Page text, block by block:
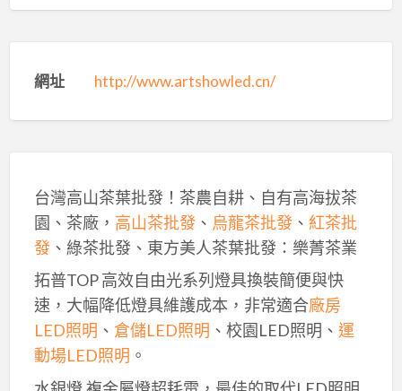
網址 http://www.artshowled.cn/
台灣高山茶葉批發！茶農自耕、自有高海拔茶
園、茶廠， 高山茶批發、 烏龍茶批發、 紅茶批
發、綠茶批發、東方美人茶葉批發：樂菁茶業
拓普TOP 高效自由光系列燈具換裝簡便與快
速，大幅降低燈具維護成本，非常適合廠房
LED照明 、 倉儲LED照明 、校園LED照明、 運
動場LED照明 。